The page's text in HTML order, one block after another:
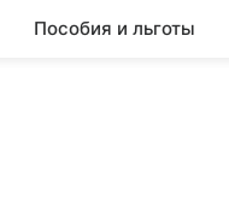
Пособия и льготы